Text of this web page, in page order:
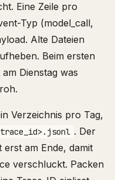
Eine Zeile pro
Typ (model_call,
Alte Dateien
Beim ersten
Dienstag was
Verzeichnis pro Tag,
. Der
am Ende, damit
verschluckt. Packen